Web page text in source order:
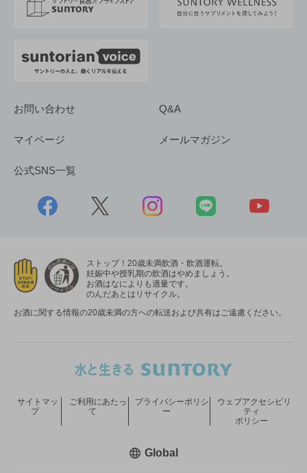
採用情報
お問い合わせ Q&A
マイページ メールマガジン
公式SNS一覧
ストップ！20歳未満飲酒・飲酒運転。
妊娠中や授乳期の飲酒はやめましょう。
お酒はなによりも適量です。
のんだあとはリサイクル。
お酒に関する情報の20歳未満の方への転送および共有はご遠慮ください。
サイトマッ
プ
ご利用にあたっ
て
プライバシーポリシ
ー
ウェブアクセシビリ
ティ
ポリシー
Global新しいウィンドウで開く